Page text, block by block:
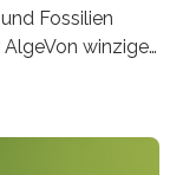
Fossilien
winzigen